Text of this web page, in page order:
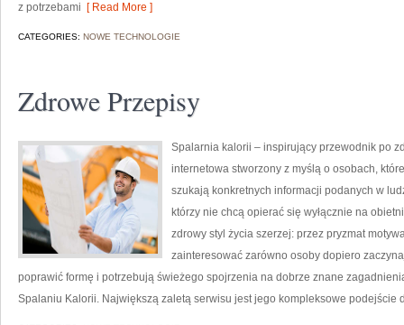
z potrzebami [ Read More ]
CATEGORIES: NOWE TECHNOLOGIE
Zdrowe Przepisy
Spalarnia kalorii – inspirujący przewodnik po
internetowa stworzony z myślą o osobach,
szukają konkretnych informacji podanych w
którzy nie chcą opierać się wyłącznie na
zdrowy styl życia szerzej: przez pryzmat
zainteresować zarówno osoby dopiero
poprawić formę i potrzebują świeżego spojrzenia na dobrze znane
Spalaniu Kalorii. Największą zaletą serwisu jest jego kompleksowe podejście